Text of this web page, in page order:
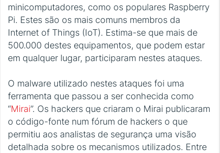
minicomputadores, como os populares Raspberry
Pi. Estes são os mais comuns membros da
Internet of Things (IoT). Estima-se que mais de
500.000 destes equipamentos, que podem estar
em qualquer lugar, participaram nestes ataques.
O malware utilizado nestes ataques foi uma
ferramenta que passou a ser conhecida como
“Mirai”. Os hackers que criaram o Mirai publicaram
o código-fonte num fórum de hackers o que
permitiu aos analistas de segurança uma visão
detalhada sobre os mecanismos utilizados. Entre